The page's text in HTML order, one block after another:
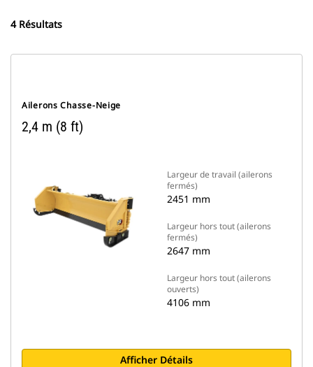
4 Résultats
Ailerons Chasse-Neige
2,4 m (8 ft)
Largeur de travail (ailerons
fermés)
2451 mm
Largeur hors tout (ailerons
fermés)
2647 mm
Largeur hors tout (ailerons
ouverts)
4106 mm
Afficher Détails